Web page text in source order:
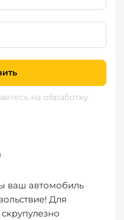
на обработку
ваш автомобиль
Для